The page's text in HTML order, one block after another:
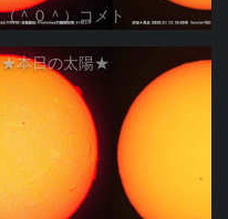
（＾０＾）コメト
★本日の太陽★